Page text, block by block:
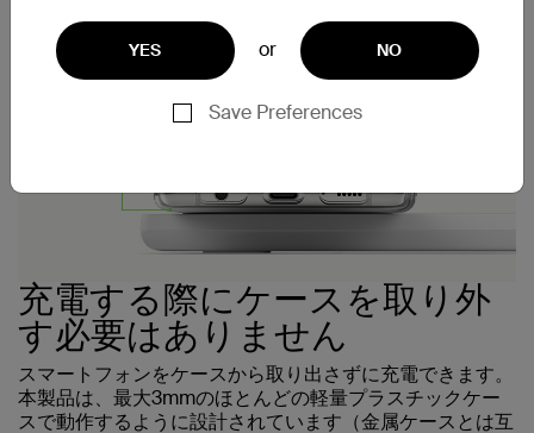
YES or NO
Save Preferences
充電する際にケースを取り外
す必要はありません
スマートフォンをケースから取り出さずに充電できます。
本製品は、最大3mmのほとんどの軽量プラスチックケー
スで動作するように設計されています（金属ケースとは互